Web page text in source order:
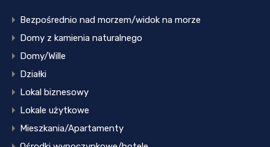
Bezpośrednio nad morzem/widok na morze
Domy z kamienia naturalnego
Domy/Wille
Działki
Lokal biznesowy
Lokale użytkowe
Mieszkania/Apartamenty